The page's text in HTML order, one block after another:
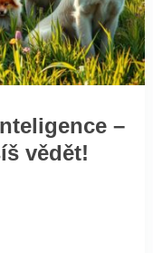
–
vědět!